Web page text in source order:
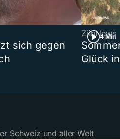
sich gegen
4 Min
ZüriNews
Glück
Schweiz und aller Welt